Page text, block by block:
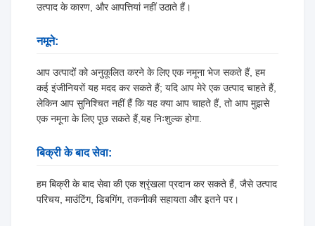
उत्पाद के कारण, और आपत्तियां नहीं उठाते हैं।
नमूने:
आप उत्पादों को अनुकूलित करने के लिए एक नमूना भेज सकते हैं, हम
कई इंजीनियरों यह मदद कर सकते हैं; यदि आप मेरे एक उत्पाद चाहते हैं,
लेकिन आप सुनिश्चित नहीं हैं कि यह क्या आप चाहते हैं, तो आप मुझसे
एक नमूना के लिए पूछ सकते हैं,यह निःशुल्क होगा.
बिक्री के बाद सेवा:
हम बिक्री के बाद सेवा की एक श्रृंखला प्रदान कर सकते हैं, जैसे उत्पाद
परिचय, माउंटिंग, डिबगिंग, तकनीकी सहायता और इतने पर।